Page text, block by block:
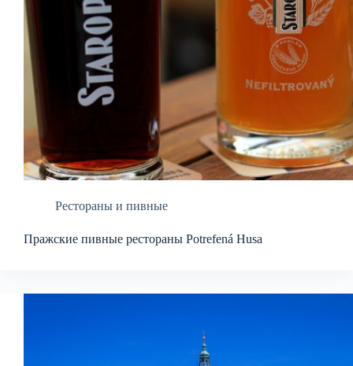
Рестораны и пивные
Пражские пивные рестораны Potrefená Husa